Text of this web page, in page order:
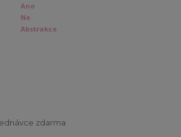
Ano
Ne
Abstrakce
zdarma